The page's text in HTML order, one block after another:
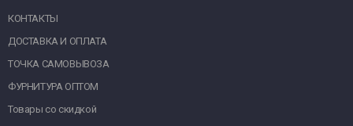
КОНТАКТЫ
ДОСТАВКА И ОПЛАТА
ТОЧКА САМОВЫВОЗА
ФУРНИТУРА ОПТОМ
Товары со скидкой